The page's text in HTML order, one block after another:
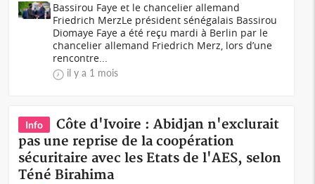
Bassirou Faye et le chancelier allemand
Friedrich MerzLe président sénégalais Bassirou
Diomaye Faye a été reçu mardi à Berlin par le
chancelier allemand Friedrich Merz, lors d’une
rencontre...
il y a 1 mois
Info
Côte d'Ivoire : Abidjan n'exclurait
pas une reprise de la coopération
sécuritaire avec les Etats de l'AES, selon
Téné Birahima